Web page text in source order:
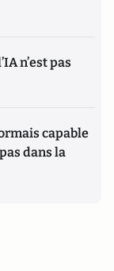
n’est pas
capable
dans la